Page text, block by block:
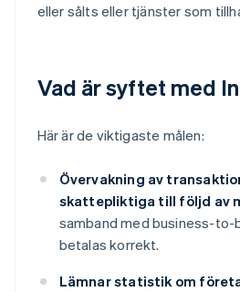
eller sålts eller tjänster som
Vad är syftet med
Här är de viktigaste målen:
Övervakning av
skattepliktiga till följd av
samband med business-to-
betalas korrekt.
Lämnar statistik om